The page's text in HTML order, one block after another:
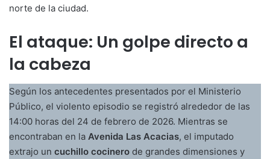
norte de la ciudad.
El ataque: Un golpe directo a
la cabeza
Según los antecedentes presentados por el Ministerio
Público, el violento episodio se registró alrededor de las
14:00 horas del 24 de febrero de 2026. Mientras se
encontraban en la Avenida Las Acacias, el imputado
extrajo un cuchillo cocinero de grandes dimensiones y